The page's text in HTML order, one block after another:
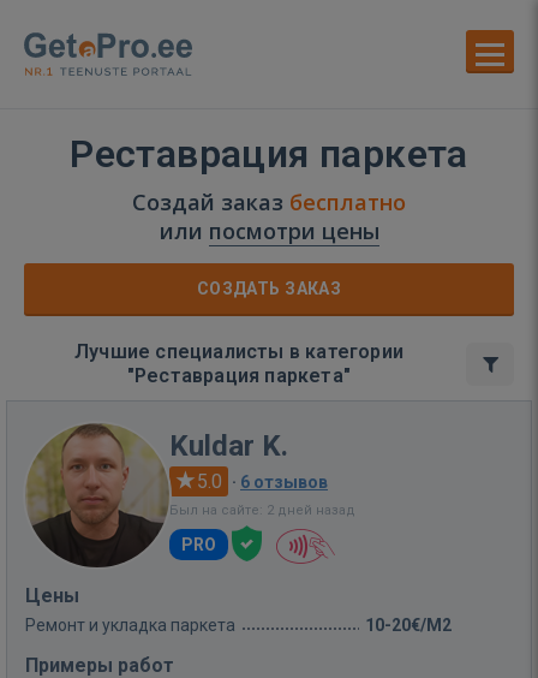
Реставрация паркета
Создай заказ бесплатно
или посмотри цены
СОЗДАТЬ ЗАКАЗ
Лучшие специалисты в категории
"Реставрация паркета"
Kuldar K.
5.0 · 6 отзывов
Был на сайте: 2 дней назад
PRO
Цены
Ремонт и укладка паркета 10-20€/M2
Примеры работ